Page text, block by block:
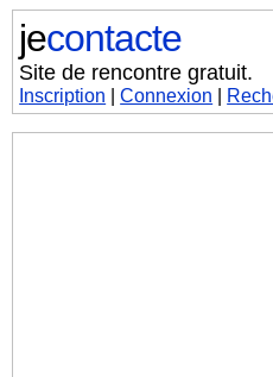
jecontacte
Site de rencontre gratuit.
Inscription |Connexion